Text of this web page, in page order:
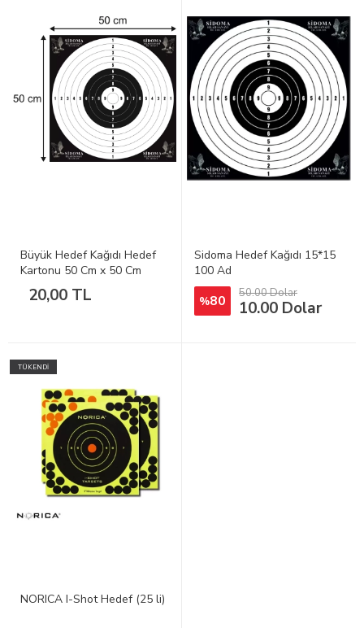
Büyük Hedef Kağıdı Hedef
Kartonu 50 Cm x 50 Cm
20,00 TL
Sidoma Hedef Kağıdı 15*15
100 Ad
%80 50.00 Dolar
10.00 Dolar
TÜKENDİ
NORICA I-Shot Hedef (25 li)